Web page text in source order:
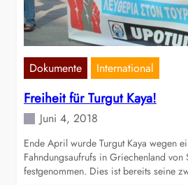
Dokumente International
Freiheit für Turgut Kaya!
Juni 4, 2018
Ende April wurde Turgut Kaya wegen
Fahndungsaufrufs in Griechenland von
festgenommen. Dies ist bereits seine